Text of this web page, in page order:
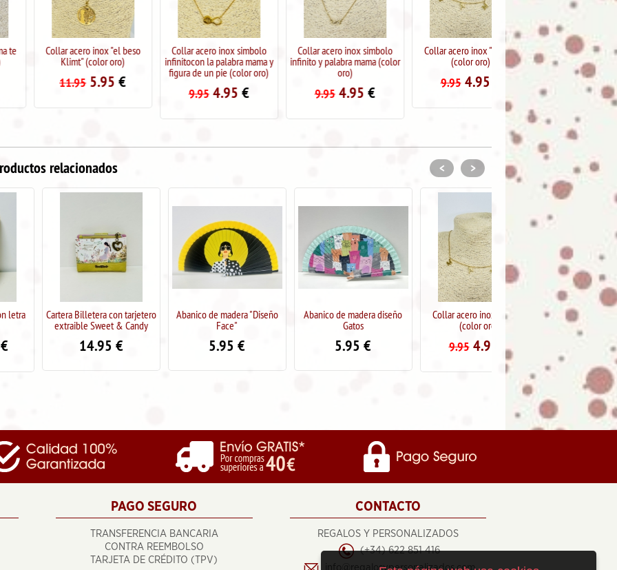
Collar acero inox "el beso
Klimt" (color oro)
5.95€
Collar acero inox simbolo
infinitocon la palabra mama y
figura de un pie (color oro)
4.95€
Collar acero inox simbolo
infinito y palabra mama (color
4.95€
Collar acero inox "mama"
4.95€
Collar acero inox "abuela"
(color plata)
€
relacionados
Billetera con tarjetero
extraible Sweet & Candy
Abanico de madera "Diseño
Abanico de madera diseño
Collar acero inox "mama"
4.95€
Abanico de madera diseño
Arbol de la Vida
< >
PAGO SEGURO
TRANSFERENCIA BANCARIA
CONTRA REEMBOLSO
TARJETA DE CRÉDITO (TPV)
CONTACTO
REGALOS Y PERSONALIZADOS
(+34) 622 851 416
info@regalosypersonalizados.com